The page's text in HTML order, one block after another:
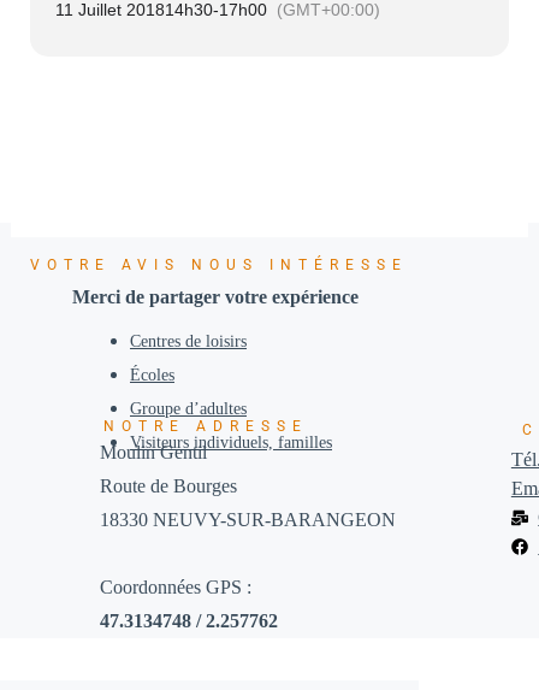
11 Juillet 201814h30-17h00 (GMT+00:00)
VOTRE AVIS NOUS INTÉRESSE
Merci de partager votre expérience
Centres de loisirs
Écoles
Groupe d’adultes
Visiteurs individuels, familles
NOTRE ADRESSE
Moulin Gentil
Route de Bourges
18330 NEUVY-SUR-BARANGEON
Coordonnées GPS :
47.3134748 / 2.257762